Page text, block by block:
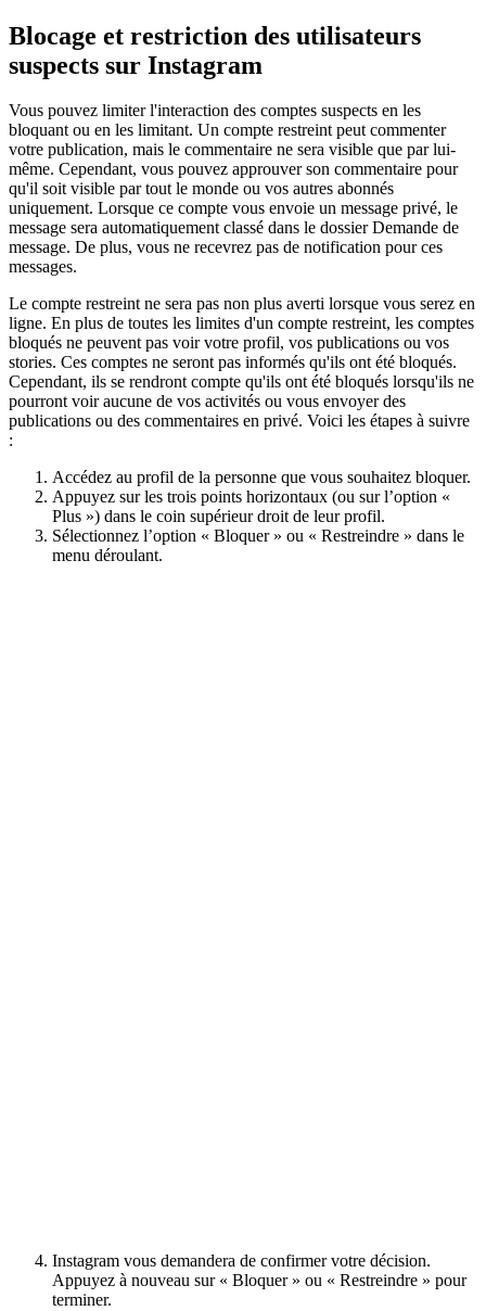
Blocage et restriction des utilisateurs
suspects sur Instagram
Vous pouvez limiter l'interaction des comptes suspects en les
bloquant ou en les limitant. Un compte restreint peut commenter
votre publication, mais le commentaire ne sera visible que par lui-
même. Cependant, vous pouvez approuver son commentaire pour
qu'il soit visible par tout le monde ou vos autres abonnés
uniquement. Lorsque ce compte vous envoie un message privé, le
message sera automatiquement classé dans le dossier Demande de
message. De plus, vous ne recevrez pas de notification pour ces
messages.
Le compte restreint ne sera pas non plus averti lorsque vous serez en
ligne. En plus de toutes les limites d'un compte restreint, les comptes
bloqués ne peuvent pas voir votre profil, vos publications ou vos
stories. Ces comptes ne seront pas informés qu'ils ont été bloqués.
Cependant, ils se rendront compte qu'ils ont été bloqués lorsqu'ils ne
pourront voir aucune de vos activités ou vous envoyer des
publications ou des commentaires en privé. Voici les étapes à suivre
:
Accédez au profil de la personne que vous souhaitez bloquer.
Appuyez sur les trois points horizontaux (ou sur l’option «
Plus ») dans le coin supérieur droit de leur profil.
Sélectionnez l’option « Bloquer » ou « Restreindre » dans le
menu déroulant.
Instagram vous demandera de confirmer votre décision.
Appuyez à nouveau sur « Bloquer » ou « Restreindre » pour
terminer.